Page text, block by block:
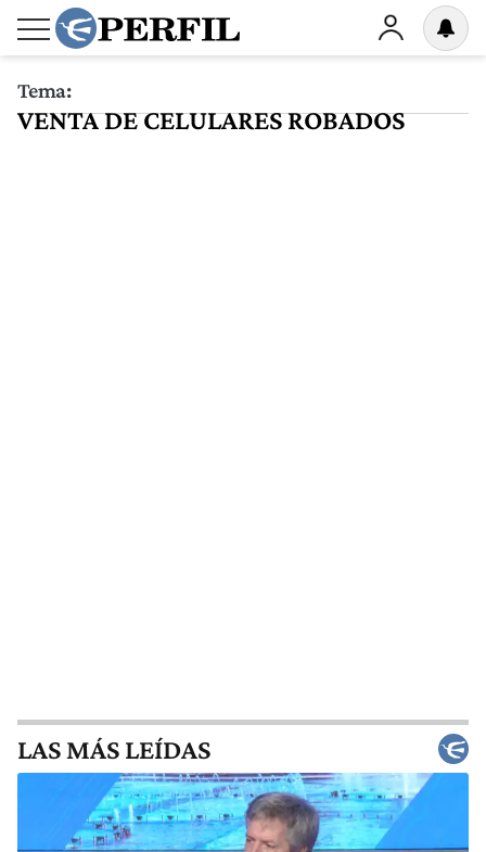
Tema:
VENTA DE CELULARES ROBADOS
LAS MÁS LEÍDAS